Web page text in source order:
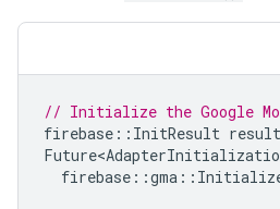
// Initialize the Google
firebase :: InitResult result
firebase ::gma ::